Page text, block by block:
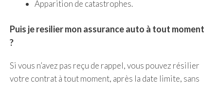
Apparition de catastrophes.
Puis je resilier mon assurance auto à tout moment
?
Si vous n’avez pas reçu de rappel, vous pouvez résilier
votre contrat à tout moment, après la date limite, sans